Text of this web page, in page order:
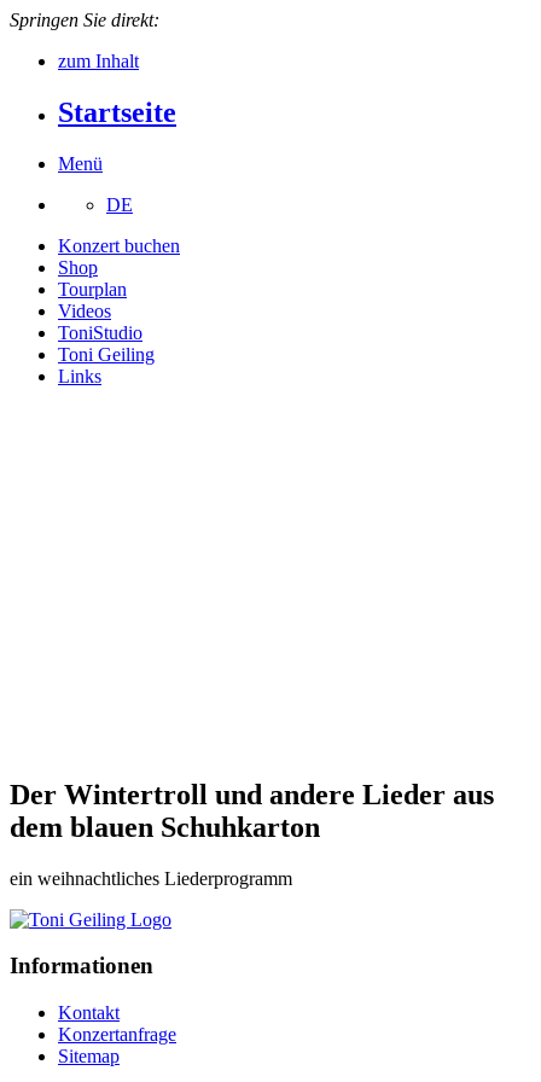
Springen Sie direkt:
zum Inhalt
Startseite
Menü
DE
Konzert buchen
Shop
Tourplan
Videos
ToniStudio
Toni Geiling
Links
Der Wintertroll und andere Lieder aus
dem blauen Schuhkarton
ein weihnachtliches Liederprogramm
Informationen
Kontakt
Konzertanfrage
Sitemap